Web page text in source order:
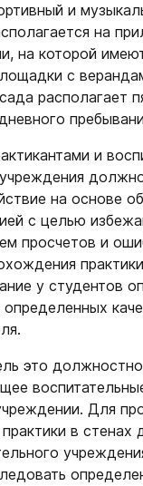
и
на
на которой
с
располагает
и
на основе
с целью
просчетов и
у студентов
это
Для
в стенах